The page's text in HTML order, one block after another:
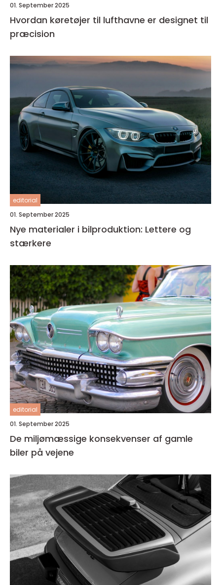
01. September 2025
Hvordan køretøjer til lufthavne er designet til
præcision
editorial
01. September 2025
Nye materialer i bilproduktion: Lettere og
stærkere
editorial
01. September 2025
De miljømæssige konsekvenser af gamle
biler på vejene